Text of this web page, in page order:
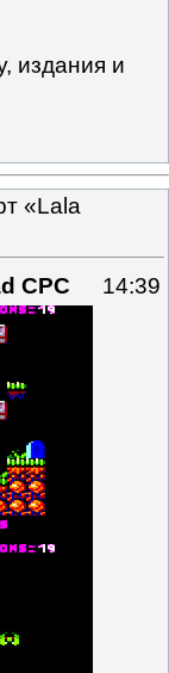
издания и
«Lala
CPC 14:39